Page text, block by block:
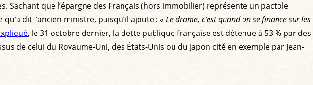
Sachant que l’épargne des Français (hors immobilier) représente un pactole
dit l’ancien ministre, puisqu’il ajoute : «Le drame, c’est quand on se finance sur les
, le 31 octobre dernier, la dette publique française est détenue à 53 % par des
de celui du Royaume-Uni, des États-Unis ou du Japon cité en exemple par Jean-